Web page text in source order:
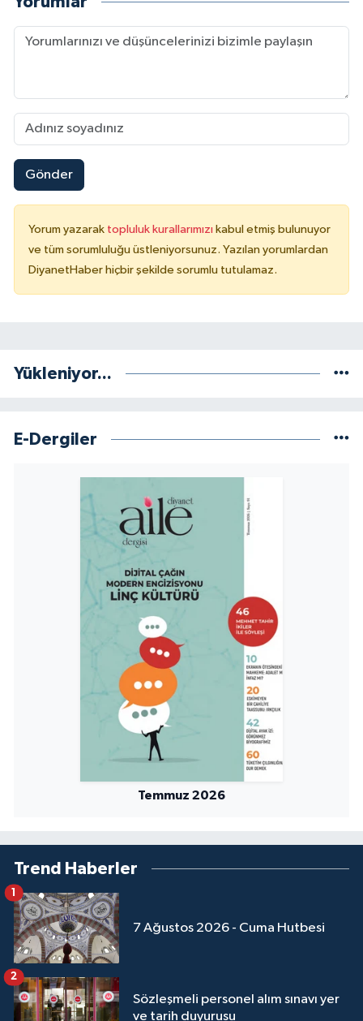
Gönder
Yorum yazarak topluluk kurallarımızı kabul etmiş bulunuyor
ve tüm sorumluluğu üstleniyorsunuz. Yazılan yorumlardan
DiyanetHaber hiçbir şekilde sorumlu tutulamaz.
Yükleniyor...
E-Dergiler
Temmuz 2026
Trend Haberler
7 Ağustos 2026 - Cuma Hutbesi
1
Sözleşmeli personel alım sınavı yer
ve tarih duyurusu
2